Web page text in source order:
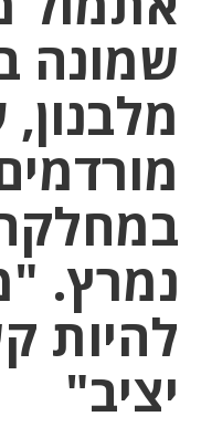
שמונה
מלבנון,
נמרץ.
להיות
יציב"